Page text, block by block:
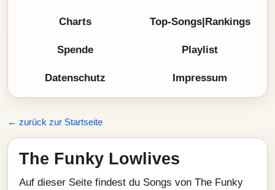
Charts Top-Songs|Rankings
Spende Playlist
Datenschutz Impressum
← zurück zur Startseite
The Funky Lowlives
Auf dieser Seite findest du Songs von The Funky